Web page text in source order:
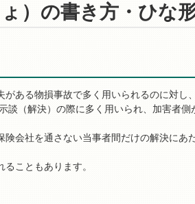
）の書き方・ひな
ある物損事故で多く用いられるのに対し
（解決）の際に多く用いられ、加害者側
会社を通さない当事者間だけの解決にあ
こともあります。